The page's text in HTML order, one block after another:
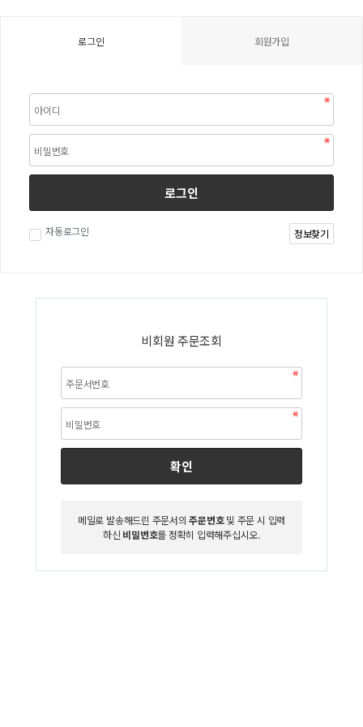
로그인 회원가입
로그인
자동로그인 정보찾기
비회원 주문조회
확인
메일로 발송해드린 주문서의주문번호및 주문 시 입력
하신 비밀번호를 정확히 입력해주십시오.